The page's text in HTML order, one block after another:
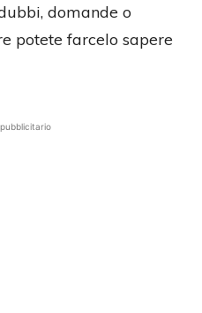
domande o
potete farcelo sapere